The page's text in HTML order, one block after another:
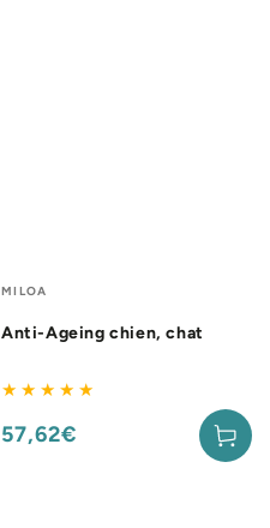
Fournisseur:
MILOA
Anti-Ageing chien, chat
Prix
57,62€